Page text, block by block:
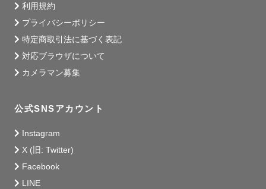
全部を残します。
利用規約
プライバシーポリシー
特定商取引法に基づく表記
対応ブラウザについて
カメラマン募集
公式SNSアカウント
Instagram
X (旧: Twitter)
Facebook
LINE